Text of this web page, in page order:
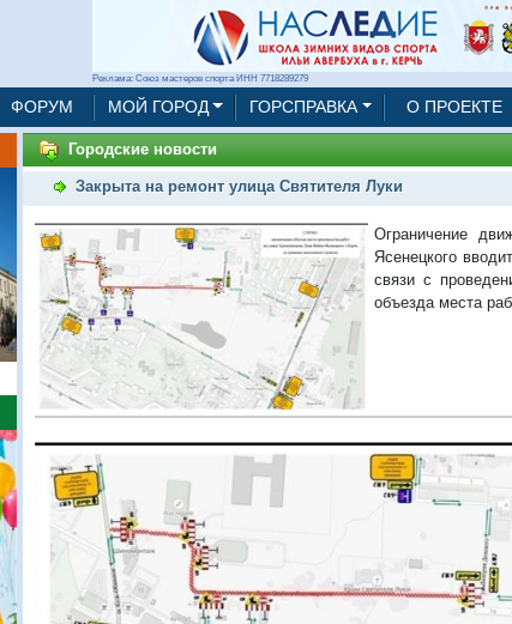
Реклама: Союз мастеров спорта ИНН 7718289279
ФОРУМ МОЙ ГОРОД ГОРСПРАВКА О ПРОЕКТЕ
Городские новости
Закрыта на ремонт улица Святителя Луки
Ограничение
Ясенецкого
связи с
объезда места